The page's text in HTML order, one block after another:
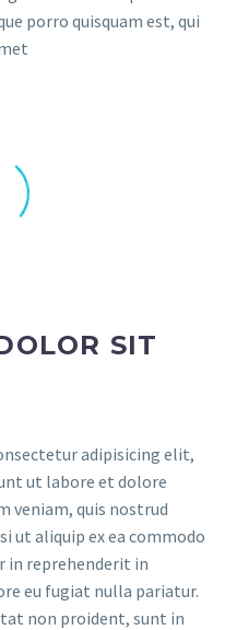
porro quisquam est, qui
SIT
adipisicing elit,
ut labore et dolore
veniam, quis nostrud
ut aliquip ex ea commodo
in reprehenderit in
eu fugiat nulla pariatur.
non proident, sunt in